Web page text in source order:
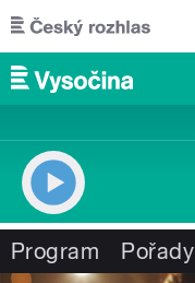
Přejít k hlavnímu obsahu
Program Pořady